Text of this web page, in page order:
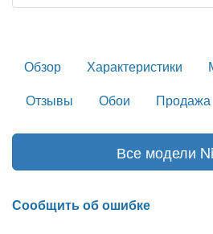
Обзор Характеристики
Отзывы
Обои Продажа
Все модели
Сообщить об ошибке